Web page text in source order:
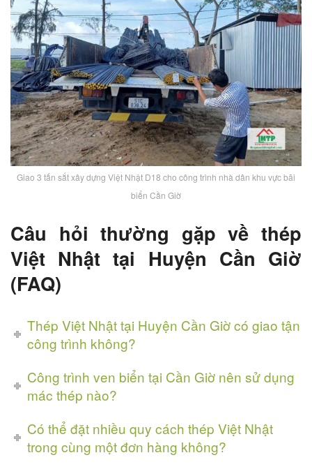
Giao 3 tấn sắt xây dựng Việt Nhật D18 cho công trình nhà dân khu vực bãi
biển Cần Giờ
Câu hỏi thường gặp về thép
Việt Nhật tại Huyện Cần Giờ
(FAQ)
Thép Việt Nhật tại Huyện Cần Giờ có giao tận
công trình không?
Công trình ven biển tại Cần Giờ nên sử dụng
mác thép nào?
Có thể đặt nhiều quy cách thép Việt Nhật
trong cùng một đơn hàng không?